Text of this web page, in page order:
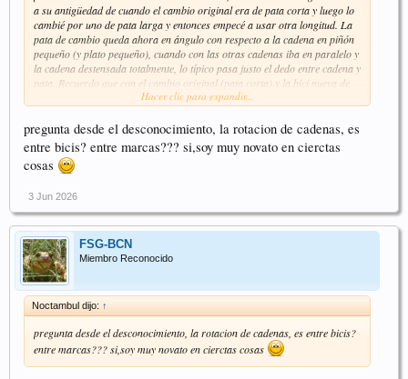
a su antigüedad de cuando el cambio original era de pata corta y luego lo
cambié por uno de pata larga y entonces empecé a usar otra longitud. La
pata de cambio queda ahora en ángulo con respecto a la cadena en piñón
pequeño (y plato pequeño), cuando con las otras cadenas iba en paralelo y
la cadena destensada totalmente, lo típico pasa justo el dedo entre cadena y
pata. Recuerdo que con el cambio original (pata corta) y la bici nueva de
hecho venía así de la tienda, con ese ángulo, fuí yo quién alargó las
embargo en el soporte parece que cambia bien, si acaso un ligero ruido al
cambiar en los piñones mas grandes, pero tendría que probar en ruta.
Pregunto porque no me fío, si puedo salir con tranquilidad de que esta
cadena mas corta no causará mayor desgaste del habitual, o si ajustando
cadena y olvidarme de esta.
Hacer clic para expandir...
pregunta desde el desconocimiento, la rotacion de cadenas, es
entre bicis? entre marcas??? si,soy muy novato en cierctas
cosas
3 Jun 2026
FSG-BCN
Miembro Reconocido
Noctambul dijo: ↑
pregunta desde el desconocimiento, la rotacion de cadenas, es entre bicis?
entre marcas??? si,soy muy novato en cierctas cosas